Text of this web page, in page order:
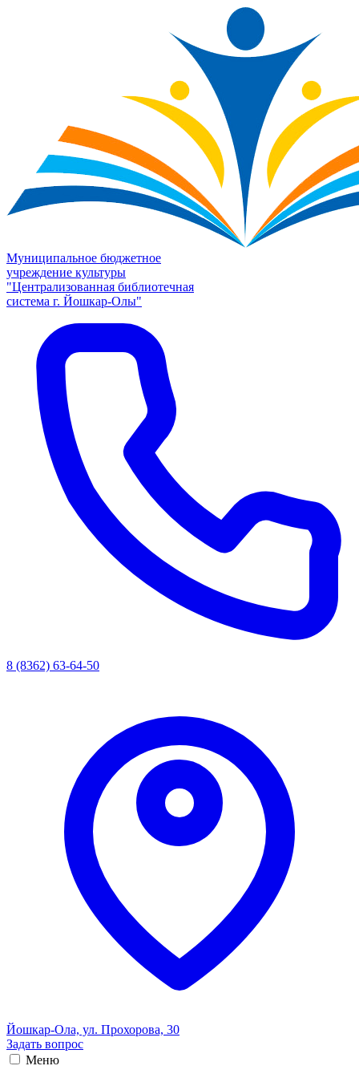
Муниципальное бюджетное
учреждение культуры
"Централизованная библиотечная
система г. Йошкар-Олы"
8 (8362) 63-64-50
Йошкар-Ола, ул. Прохорова, 30
Задать вопрос
Меню